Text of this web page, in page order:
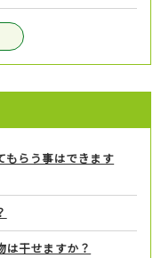
もらう事はできます
は干せますか？